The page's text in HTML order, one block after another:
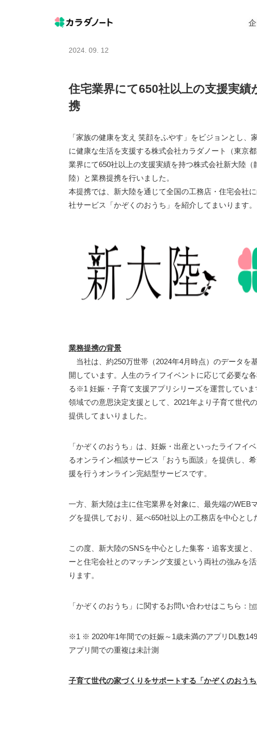
2024. 09. 12
住宅業界にて650社以上の支援実
携
「家族の健康を支え 笑顔をふやす」をビジョンとし
に健康な生活を支援する株式会社カラダノート（東京
業界にて650社以上の支援実績を持つ株式会社新大陸
陸）と業務提携を行いました。
本提携では、新大陸を通じて全国の工務店・住宅会社
社サービス「かぞくのおうち」を紹介してまいります。
業務提携の背景
当社は、約250万世帯（2024年4月時点）のデータを
開しています。人生のライフイベントに応じて必要な
る※1 妊娠・子育て支援アプリシリーズを運営してい
領域での意思決定支援として、2021年より子育て世代
提供してまいりました。
「かぞくのおうち」は、妊娠・出産といったライフイ
るオンライン相談サービス「おうち面談」を提供し、
援を行うオンライン完結型サービスです。
一方、新大陸は主に住宅業界を対象に、最先端のWEB
グを提供しており、延べ650社以上の工務店を中心とし
この度、新大陸のSNSを中心とした集客・追客支援と
ーと住宅会社とのマッチング支援という両社の強みを
ります。
「かぞくのおうち」に関するお問い合わせはこちら：
※1 ※ 2020年1年間での妊娠～1歳未満のアプリDL数
アプリ間での重複は未計測
子育て世代の家づくりをサポートする「かぞくのおう